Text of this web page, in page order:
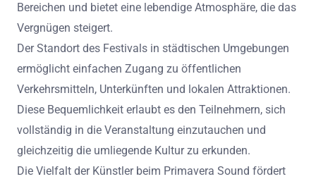
Bereichen und bietet eine lebendige Atmosphäre, die das
Vergnügen steigert.
Der Standort des Festivals in städtischen Umgebungen
ermöglicht einfachen Zugang zu öffentlichen
Verkehrsmitteln, Unterkünften und lokalen Attraktionen.
Diese Bequemlichkeit erlaubt es den Teilnehmern, sich
vollständig in die Veranstaltung einzutauchen und
gleichzeitig die umliegende Kultur zu erkunden.
Die Vielfalt der Künstler beim Primavera Sound fördert